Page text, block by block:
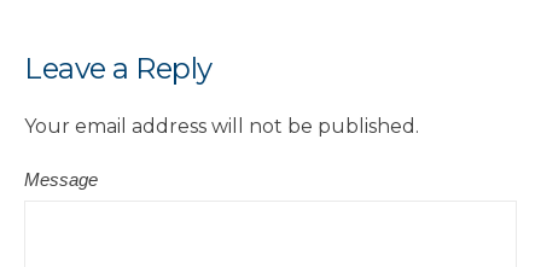
Leave a Reply
Your email address will not be published.
Message